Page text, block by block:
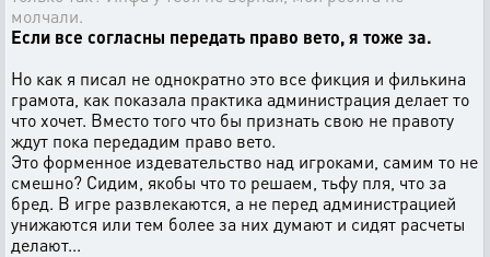
молчали.
Если все согласны передать право вето, я тоже за.
Но как я писал не однократно это все фикция и филькина
грамота, как показала практика администрация делает то
что хочет. Вместо того что бы признать свою не правоту
ждут пока передадим право вето.
Это форменное издевательство над игроками, самим то не
смешно? Сидим, якобы что то решаем, тьфу пля, что за
бред. В игре развлекаются, а не перед администрацией
унижаются или тем более за них думают и сидят расчеты
делают...